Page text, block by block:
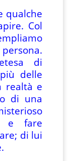
qualche
Col
di
delle
realtà e
di una
e fare
di lui